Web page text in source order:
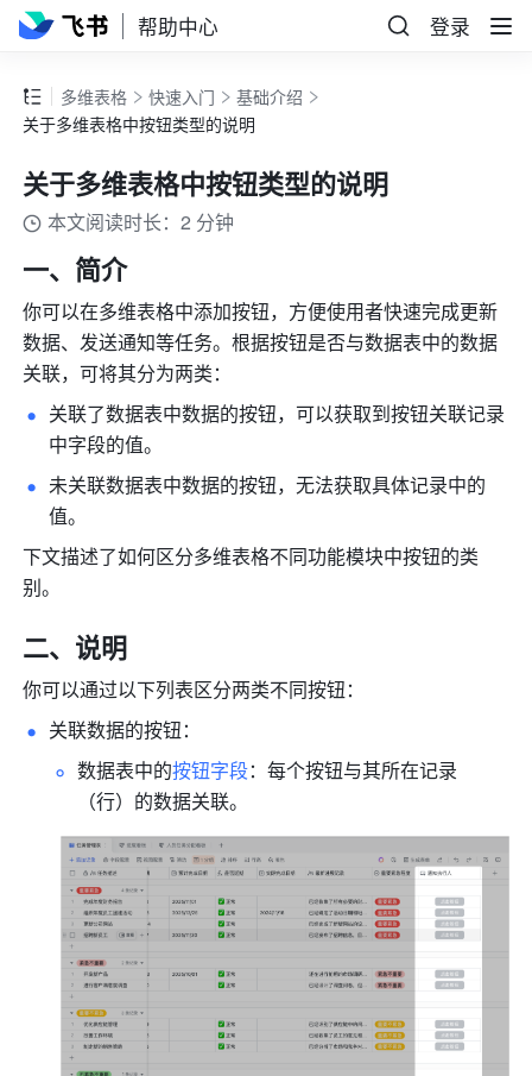
帮助中心 登录
多维表格 快速入门
基础介绍
关于多维表格中按钮类型的说明
关于多维表格中按钮类型的说明
本文阅读时长：2 分钟
一、简介
你可以在多维表格中添加按钮，方便使用者快速完成更新
数据、发送通知等任务。根据按钮是否与数据表中的数据
关联，可将其分为两类：
关联了数据表中数据的按钮，可以获取到按钮关联记录
中字段的值。
未关联数据表中数据的按钮，无法获取具体记录中的
值。
下文描述了如何区分多维表格不同功能模块中按钮的类
别。
二、说明
你可以通过以下列表区分两类不同按钮：
关联数据的按钮：
数据表中的按钮字段：每个按钮与其所在记录
（行）的数据关联。